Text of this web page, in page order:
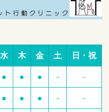
水 木 金 土 日・祝
● ● ● - -
● ● ● - -